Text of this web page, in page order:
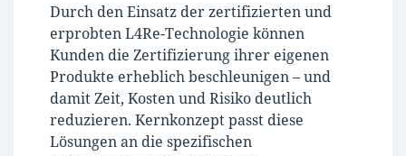
Durch den Einsatz der zertifizierten und
erprobten L4Re-Technologie können
Kunden die Zertifizierung ihrer eigenen
Produkte erheblich beschleunigen – und
damit Zeit, Kosten und Risiko deutlich
reduzieren. Kernkonzept passt diese
Lösungen an die spezifischen